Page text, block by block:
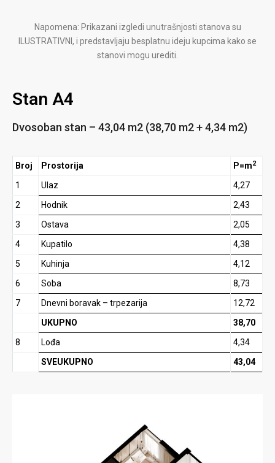
Napomena: Prikazani izgledi unutrašnjosti stanova su
ILUSTRATIVNI, i predstavljaju besplatnu ideju kupcima kako se
stanovi mogu urediti.
Stan A4
Dvosoban stan – 43,04 m2 (38,70 m2 + 4,34 m2)
Broj Prostorija P=m2
1 Ulaz
4,27
2
Hodnik
2,43
3
Ostava
2,05
4
Kupatilo
4,38
5
Kuhinja
4,12
6
Soba
8,73
7
Dnevni boravak – trpezarija
12,72
UKUPNO
38,70
8
Lođa
4,34
SVEUKUPNO
43,04